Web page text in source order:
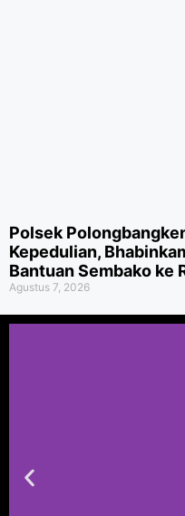
Polsek
Kepedulian,
Bantuan Sembako ke
Agustus 7, 2026